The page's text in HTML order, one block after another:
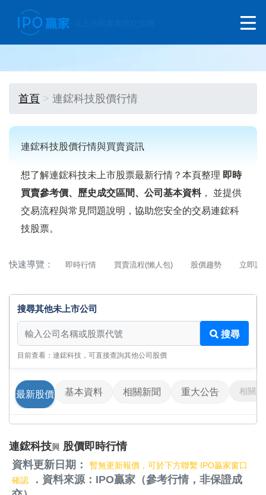
首頁 連鋐科技股價行情
連鋐科技股價行情與買賣資訊
想了解連鋐科技未上市股票最新行情？本頁整理 即時
買賣參考價、歷史成交區間、公司基本資料， 並提供
交易流程與常見問題說明，協助您安全的交易連鋐科
技股票。
快速導覽： 即時行情 買賣流程(懶人包) 股價趨勢 立即詢
搜尋其他未上市公司
搜尋其他未上市公司
搜尋
目前查看：連鋐科技，可直接查詢其他公司股價
最新股價 基本資料 相關新聞 重大公告 相關影
連鋐科技興 股價即時行情
資料更新日期：
暫無更新報價，可於下方聯繫 IPO贏家窗口
確認
．資料來源：IPO贏家（參考行情，非保證成